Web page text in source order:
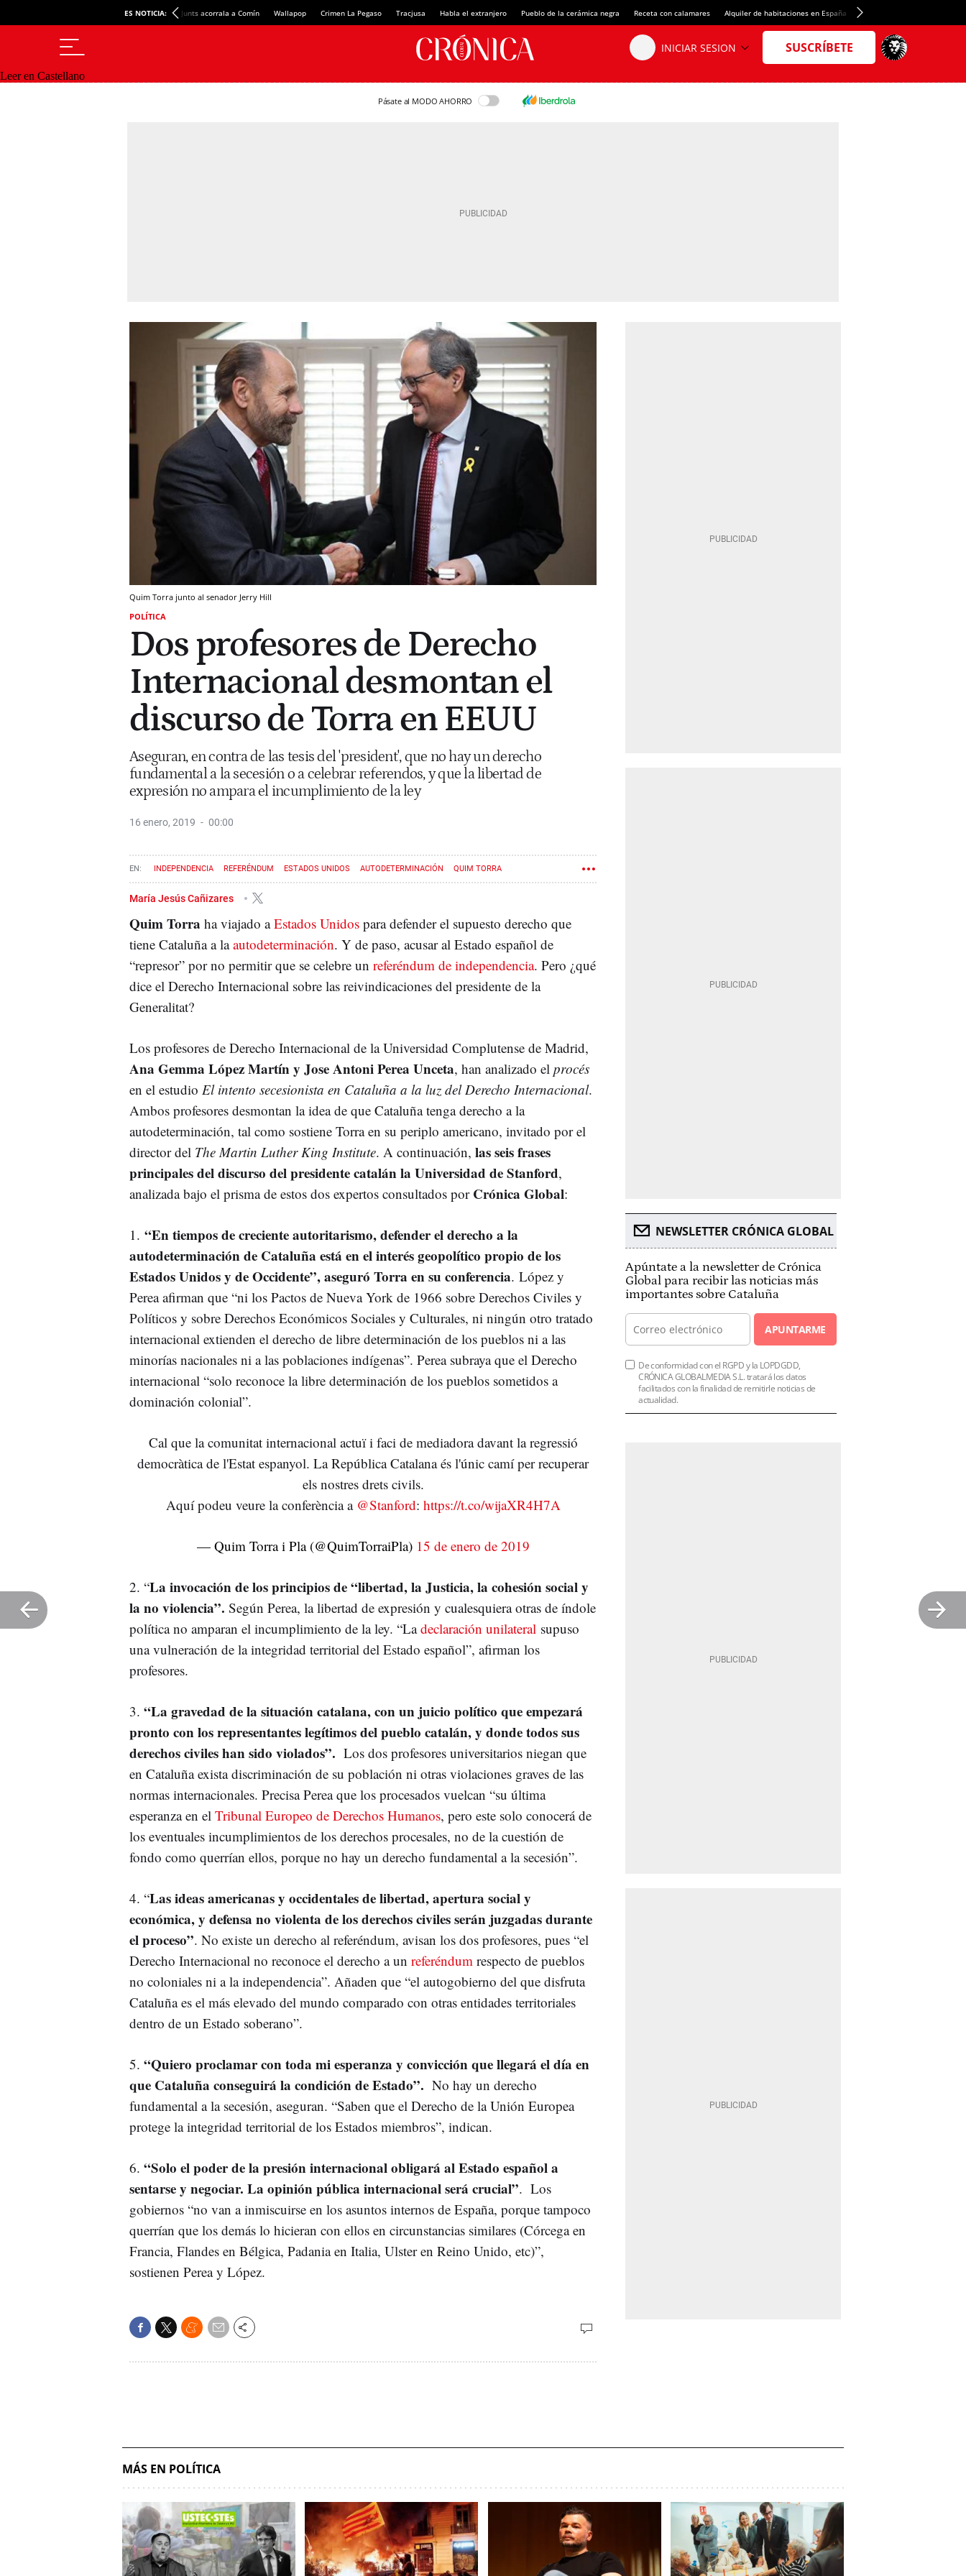
ES NOTICIA: Junts acorrala a Comín Wallapop Crimen La Pegaso Tracjusa Habla el extranjero Pueblo de la cerámica negra Receta con calamares Alquiler de habitaciones en España Crédito del Spotify Camp Nou
Leer en Castellano
Pásate al MODO AHORRO
Quim Torra junto al senador Jerry Hill
POLÍTICA
Dos profesores de Derecho
Internacional desmontan el
discurso de Torra en EEUU
Aseguran, en contra de las tesis del 'president', que no hay un derecho
fundamental a la secesión o a celebrar referendos, y que la libertad de
expresión no ampara el incumplimiento de la ley
16 enero, 2019 00:00
INDEPENDENCIA REFERÉNDUM ESTADOS UNIDOS AUTODETERMINACIÓN QUIM TORRA
María Jesús Cañizares
Quim Torra ha viajado aEstados Unidos para defender el supuesto derecho que
tiene Cataluña a laautodeterminación. Y de paso, acusar al Estado español de
“represor” por no permitir que se celebre un referéndum de independencia. Pero ¿qué
dice el Derecho Internacional sobre las reivindicaciones del presidente de la
Generalitat?
Los profesores de Derecho Internacional de la Universidad Complutense de Madrid,
Ana Gemma López Martín y Jose Antoni Perea Unceta, han analizado el procés
en el estudio El intento secesionista en Cataluña a la luz del Derecho Internacional.
Ambos profesores desmontan la idea de que Cataluña tenga derecho a la
autodeterminación, tal como sostiene Torra en su periplo americano, invitado por el
director del The Martin Luther King Institute. A continuación, las seis frases
principales del discurso del presidente catalán la Universidad de Stanford,
analizada bajo el prisma de estos dos expertos consultados por Crónica Global:
1. “En tiempos de creciente autoritarismo, defender el derecho a la
autodeterminación de Cataluña está en el interés geopolítico propio de los
Estados Unidos y de Occidente”, aseguró Torra en su conferencia. López y
Perea afirman que “ni los Pactos de Nueva York de 1966 sobre Derechos Civiles y
Políticos y sobre Derechos Económicos Sociales y Culturales, ni ningún otro tratado
internacional extienden el derecho de libre determinación de los pueblos ni a las
minorías nacionales ni a las poblaciones indígenas”. Perea subraya que el Derecho
internacional “solo reconoce la libre determinación de los pueblos sometidos a
dominación colonial”.
Cal que la comunitat internacional actuï i faci de mediadora davant la regressió
democràtica de l'Estat espanyol. La República Catalana és l'únic camí per recuperar
els nostres drets civils.
Aquí podeu veure la conferència a @Stanford: https://t.co/wijaXR4H7A
— Quim Torra i Pla (@QuimTorraiPla) 15 de enero de 2019
2. “La invocación de los principios de “libertad, la Justicia, la cohesión social y
la no violencia”. Según Perea, la libertad de expresión y cualesquiera otras de índole
política no amparan el incumplimiento de la ley. “Ladeclaración unilateral supuso
una vulneración de la integridad territorial del Estado español”, afirman los
profesores.
3. “La gravedad de la situación catalana, con un juicio político que empezará
pronto con los representantes legítimos del pueblo catalán, y donde todos sus
derechos civiles han sido violados”. Los dos profesores universitarios niegan que
en Cataluña exista discriminación de su población ni otras violaciones graves de las
normas internacionales. Precisa Perea que los procesados vuelcan “su última
esperanza en el Tribunal Europeo de Derechos Humanos, pero este solo conocerá de
los eventuales incumplimientos de los derechos procesales, no de la cuestión de
fondo como querrían ellos, porque no hay un derecho fundamental a la secesión”.
4. “Las ideas americanas y occidentales de libertad, apertura social y
económica, y defensa no violenta de los derechos civiles serán juzgadas durante
el proceso”. No existe un derecho al referéndum, avisan los dos profesores, pues “el
Derecho Internacional no reconoce el derecho a un referéndum respecto de pueblos
no coloniales ni a la independencia”. Añaden que “el autogobierno del que disfruta
Cataluña es el más elevado del mundo comparado con otras entidades territoriales
dentro de un Estado soberano”.
5. “Quiero proclamar con toda mi esperanza y convicción que llegará el día en
que Cataluña conseguirá la condición de Estado”. No hay un derecho
fundamental a la secesión, aseguran. “Saben que el Derecho de la Unión Europea
protege la integridad territorial de los Estados miembros”, indican.
6. “Solo el poder de la presión internacional obligará al Estado español a
sentarse y negociar. La opinión pública internacional será crucial”. Los
gobiernos “no van a inmiscuirse en los asuntos internos de España, porque tampoco
querrían que los demás lo hicieran con ellos en circunstancias similares (Córcega en
Francia, Flandes en Bélgica, Padania en Italia, Ulster en Reino Unido, etc)”,
sostienen Perea y López.
NEWSLETTER CRÓNICA GLOBAL
Apúntate a la newsletter de Crónica
Global para recibir las noticias más
importantes sobre Cataluña
APUNTARME
De conformidad con el RGPD y la LOPDGDD,
CRÓNICA GLOBALMEDIA S.L. tratará los datos
facilitados con la finalidad de remitirle noticias de
actualidad.
MÁS EN POLÍTICA